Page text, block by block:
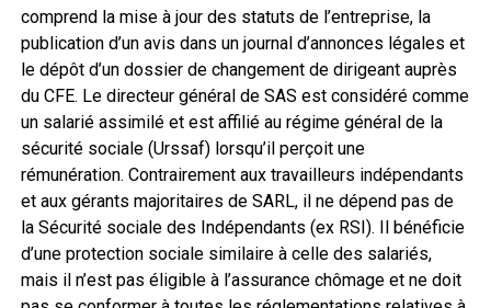
comprend la mise à jour des statuts de l’entreprise, la
publication d’un avis dans un journal d’annonces légales et
le dépôt d’un dossier de changement de dirigeant auprès
du CFE. Le directeur général de SAS est considéré comme
un salarié assimilé et est affilié au régime général de la
sécurité sociale (Urssaf) lorsqu’il perçoit une
rémunération. Contrairement aux travailleurs indépendants
et aux gérants majoritaires de SARL, il ne dépend pas de
la Sécurité sociale des Indépendants (ex RSI). Il bénéficie
d’une protection sociale similaire à celle des salariés,
mais il n’est pas éligible à l’assurance chômage et ne doit